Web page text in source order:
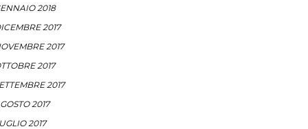
2018
2017
2017
2017
2017
2017
2017